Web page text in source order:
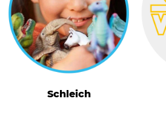
Schleich